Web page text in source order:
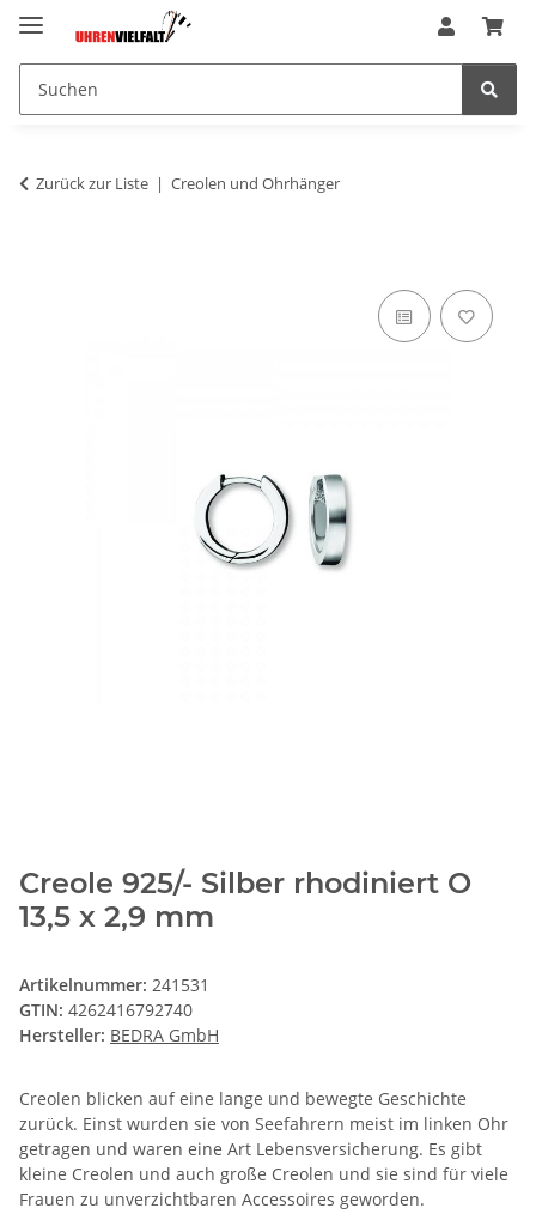
Zurück zur Liste Creolen und Ohrhänger
Creole 925/- Silber rhodiniert O
13,5 x 2,9 mm
Artikelnummer: 241531
GTIN: 4262416792740
Hersteller: BEDRA GmbH
Creolen blicken auf eine lange und bewegte Geschichte
zurück. Einst wurden sie von Seefahrern meist im linken Ohr
getragen und waren eine Art Lebensversicherung. Es gibt
kleine Creolen und auch große Creolen und sie sind für viele
Frauen zu unverzichtbaren Accessoires geworden.